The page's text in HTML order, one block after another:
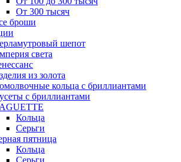
От 300 тысяч
броши
шепот
света
из золота
кольца с бриллиантами
с бриллиантами
Кольца
Серьги
пятница
Кольца
Серьги